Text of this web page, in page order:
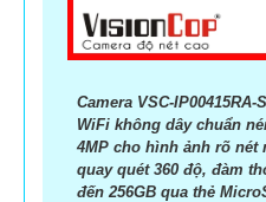
Camera VSC-
WiFi không dây chuẩn
4MP cho hình ảnh rõ nét
quay quét 360 độ, đàm
đến 256GB qua thẻ